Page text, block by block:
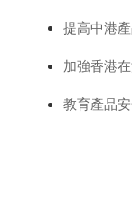
提高中港
加強香港
教育產品